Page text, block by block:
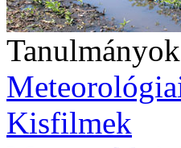
Tanulmányok
Kisfilmek